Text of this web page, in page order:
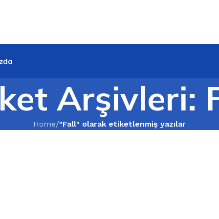
Arşivleri:
Home/"Fall" olarak etiketlenmiş yazılar